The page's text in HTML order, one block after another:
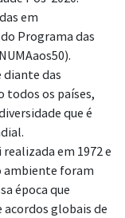
em
Programa das
das
todos os países,
que é
em 1972 e
ambiente foram
época que
acordos globais de